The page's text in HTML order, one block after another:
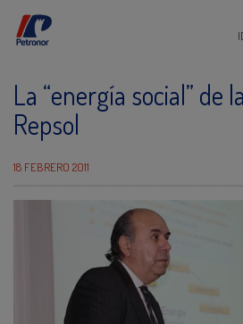
La “energía social” de
Repsol
18 FEBRERO 2011